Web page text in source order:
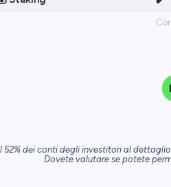
52% dei conti degli investitori al
Dovete valutare se potete